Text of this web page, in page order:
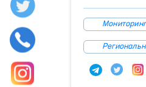
Мониторинг